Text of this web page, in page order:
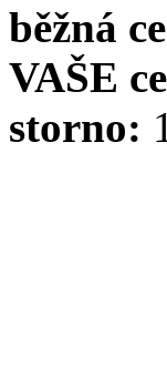
běžná
VAŠE
storno: